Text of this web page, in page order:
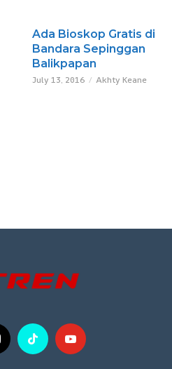
Ada Bioskop Gratis di
Bandara Sepinggan
Balikpapan
July 13, 2016 Akhty Keane